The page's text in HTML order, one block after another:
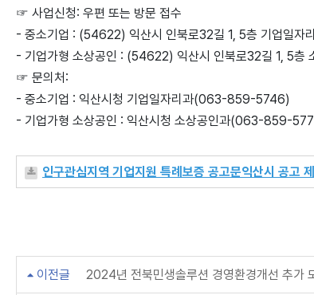
☞ 사업신청: 우편 또는 방문 접수
- 중소기업 : (54622) 익산시 인북로32길 1, 5층 기업일자
- 기업가형 소상공인 : (54622) 익산시 인북로32길 1, 5층
☞ 문의처:
- 중소기업 : 익산시청 기업일자리과(063-859-5746)
- 기업가형 소상공인 : 익산시청 소상공인과(063-859-
인구관심지역 기업지원 특례보증 공고문익산시 공
이전글 2024년 전북민생솔루션 경영환경개선 추가